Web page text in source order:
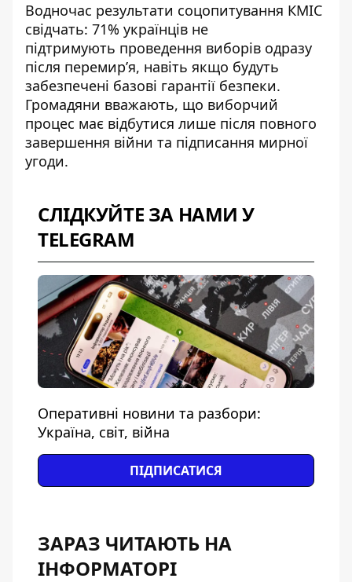
Водночас результати соцопитування КМІС
свідчать: 71% українців не
підтримують проведення виборів одразу
після перемир’я, навіть якщо будуть
забезпечені базові гарантії безпеки.
Громадяни вважають, що виборчий
процес має відбутися лише після повного
завершення війни та підписання мирної
угоди.
СЛІДКУЙТЕ ЗА НАМИ У
TELEGRAM
Оперативні новини та разбори:
Україна, світ, війна
ПІДПИСАТИСЯ
ЗАРАЗ ЧИТАЮТЬ НА
ІНФОРМАТОРІ